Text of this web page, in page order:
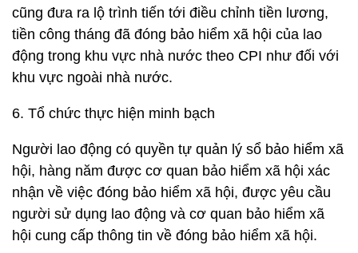
cũng đưa ra lộ trình tiến tới điều chỉnh tiền lương,
tiền công tháng đã đóng bảo hiểm xã hội của lao
động trong khu vực nhà nước theo CPI như đối với
khu vực ngoài nhà nước.
6. Tổ chức thực hiện minh bạch
Người lao động có quyền tự quản lý sổ bảo hiểm xã
hội, hàng năm được cơ quan bảo hiểm xã hội xác
nhận về việc đóng bảo hiểm xã hội, được yêu cầu
người sử dụng lao động và cơ quan bảo hiểm xã
hội cung cấp thông tin về đóng bảo hiểm xã hội.